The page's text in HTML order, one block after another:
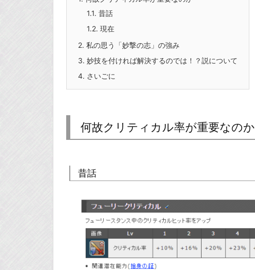
1.1. 昔話
1.2. 現在
2. 私の思う「妙撃の志」の強み
3. 妙技を付ければ解決するのでは！？説について
4. さいごに
何故クリティカル率が重要なのか
昔話